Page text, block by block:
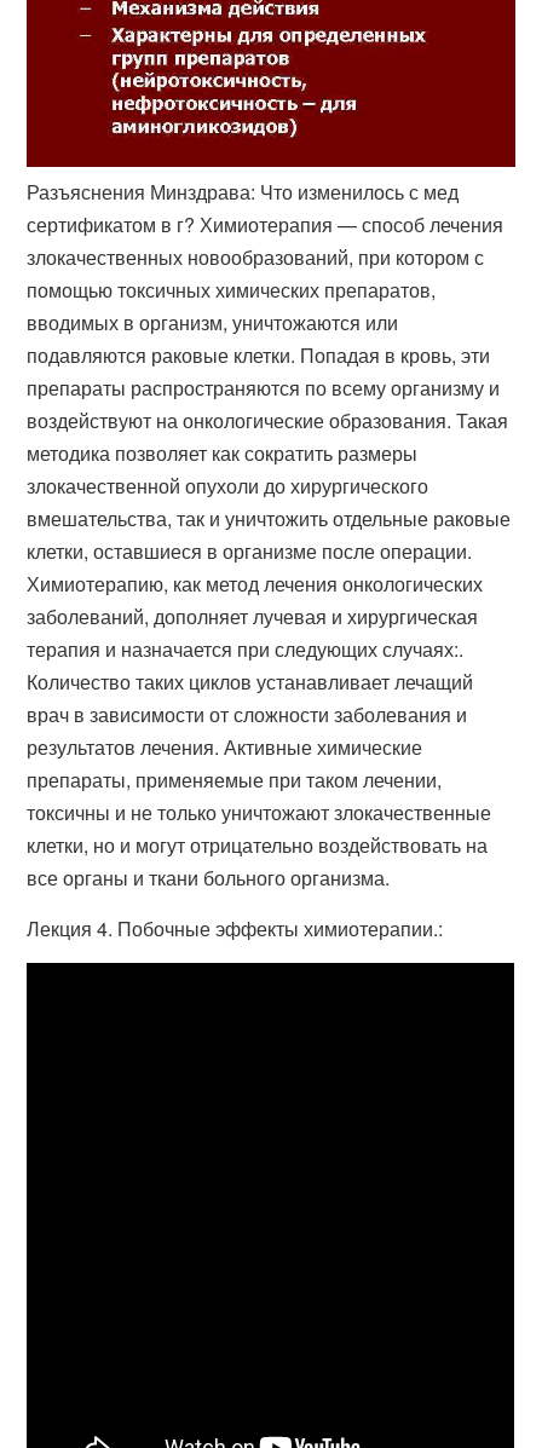
Разъяснения Минздрава: Что изменилось с мед
сертификатом в г? Химиотерапия — способ лечения
злокачественных новообразований, при котором с
помощью токсичных химических препаратов,
вводимых в организм, уничтожаются или
подавляются раковые клетки. Попадая в кровь, эти
препараты распространяются по всему организму и
воздействуют на онкологические образования. Такая
методика позволяет как сократить размеры
злокачественной опухоли до хирургического
вмешательства, так и уничтожить отдельные раковые
клетки, оставшиеся в организме после операции.
Химиотерапию, как метод лечения онкологических
заболеваний, дополняет лучевая и хирургическая
терапия и назначается при следующих случаях:.
Количество таких циклов устанавливает лечащий
врач в зависимости от сложности заболевания и
результатов лечения. Активные химические
препараты, применяемые при таком лечении,
токсичны и не только уничтожают злокачественные
клетки, но и могут отрицательно воздействовать на
все органы и ткани больного организма.
Лекция 4. Побочные эффекты химиотерапии.: